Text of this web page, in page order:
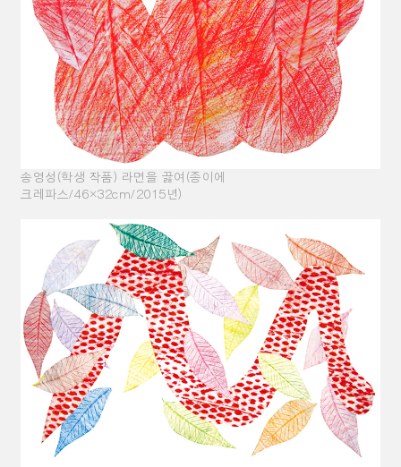
송영성(학생 작품) 라면을 끓여(종이에
크레파스/46×32cm/2015년)